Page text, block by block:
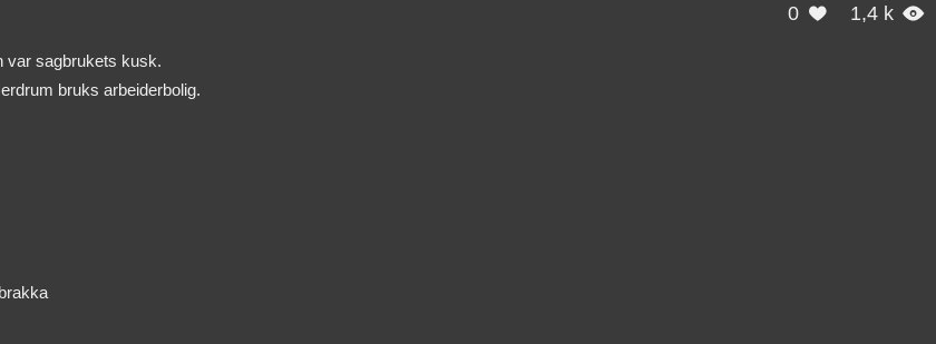
0  1,4 k 
var sagbrukets kusk.
bruks arbeiderbolig.